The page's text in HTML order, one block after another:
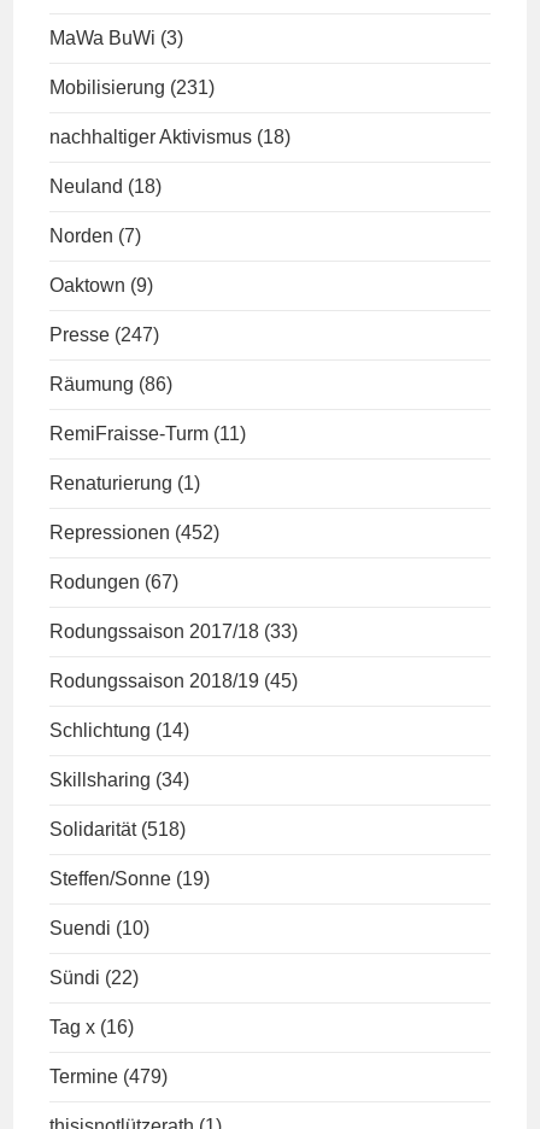
MaWa BuWi (3)
Mobilisierung (231)
nachhaltiger Aktivismus (18)
Neuland (18)
Norden (7)
Oaktown (9)
Presse (247)
Räumung (86)
RemiFraisse-Turm (11)
Renaturierung (1)
Repressionen (452)
Rodungen (67)
Rodungssaison 2017/18 (33)
Rodungssaison 2018/19 (45)
Schlichtung (14)
Skillsharing (34)
Solidarität (518)
Steffen/Sonne (19)
Suendi (10)
Sündi (22)
Tag x (16)
Termine (479)